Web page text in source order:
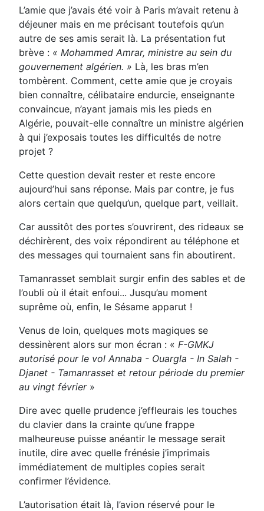
L’amie que j’avais été voir à Paris m’avait retenu à
déjeuner mais en me précisant toutefois qu’un
autre de ses amis serait là. La présentation fut
brève : « Mohammed Amrar, ministre au sein du
gouvernement algérien. » Là, les bras m’en
tombèrent. Comment, cette amie que je croyais
bien connaître, célibataire endurcie, enseignante
convaincue, n’ayant jamais mis les pieds en
Algérie, pouvait-elle connaître un ministre algérien
à qui j’exposais toutes les difficultés de notre
projet ?
Cette question devait rester et reste encore
aujourd’hui sans réponse. Mais par contre, je fus
alors certain que quelqu’un, quelque part, veillait.
Car aussitôt des portes s’ouvrirent, des rideaux se
déchirèrent, des voix répondirent au téléphone et
des messages qui tournaient sans fin aboutirent.
Tamanrasset semblait surgir enfin des sables et de
l’oubli où il était enfoui... Jusqu’au moment
suprême où, enfin, le Sésame apparut !
Venus de loin, quelques mots magiques se
dessinèrent alors sur mon écran : « F-GMKJ
autorisé pour le vol Annaba - Ouargla - In Salah -
Djanet - Tamanrasset et retour période du premier
au vingt février »
Dire avec quelle prudence j’effleurais les touches
du clavier dans la crainte qu’une frappe
malheureuse puisse anéantir le message serait
inutile, dire avec quelle frénésie j’imprimais
immédiatement de multiples copies serait
confirmer l’évidence.
L’autorisation était là, l’avion réservé pour le